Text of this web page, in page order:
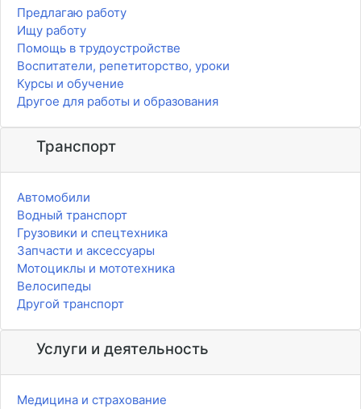
Предлагаю работу
Ищу работу
Помощь в трудоустройстве
Воспитатели, репетиторство, уроки
Курсы и обучение
Другое для работы и образования
Транспорт
Автомобили
Водный транспорт
Грузовики и спецтехника
Запчасти и аксессуары
Мотоциклы и мототехника
Велосипеды
Другой транспорт
Услуги и деятельность
Медицина и страхование